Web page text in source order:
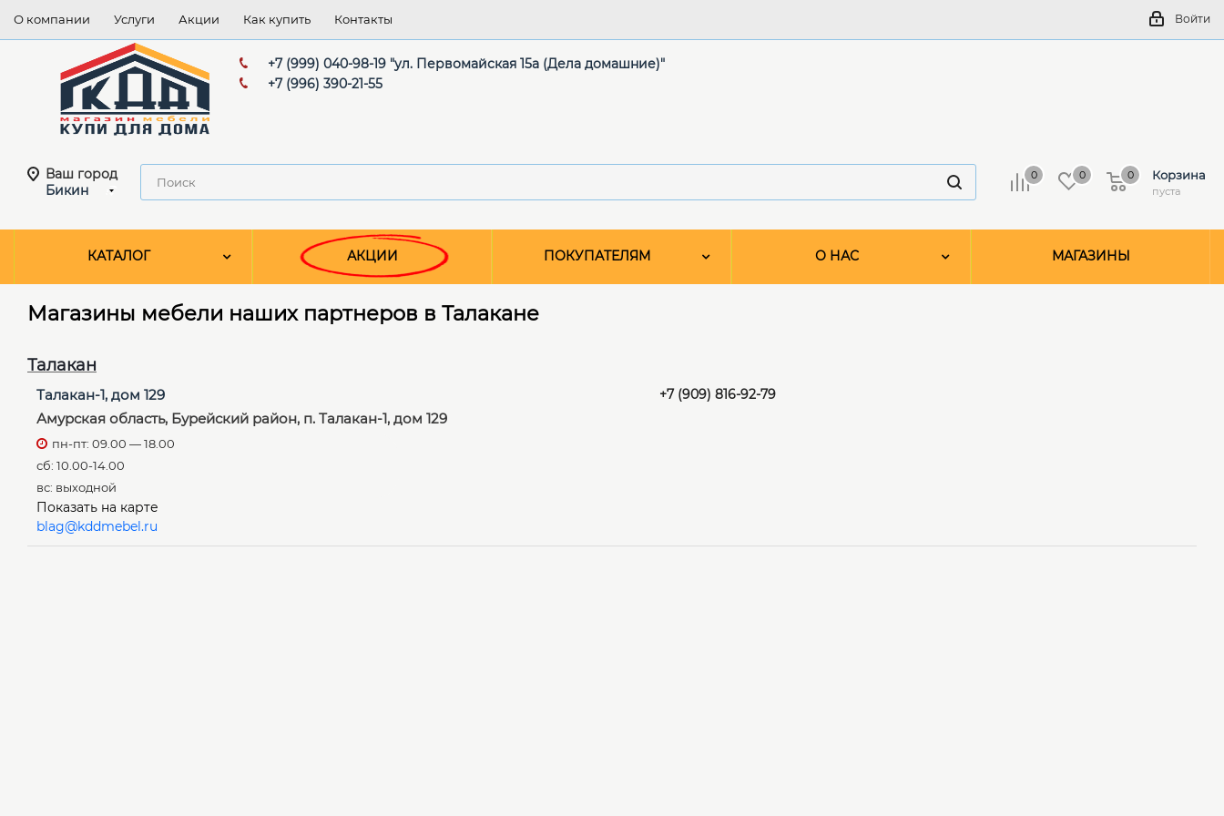
О компании Услуги Акции Как купить Контакты Войти
+7 (999) 040-98-19 "ул. Первомайская 15а (Дела домашние)"
+7 (996) 390-21-55
Ваш город
Бикин
0 0 Корзина
пуста
0
КАТАЛОГ АКЦИИ ПОКУПАТЕЛЯМ О НАС МАГАЗИНЫ
Магазины мебели наших партнеров в Талакане
Талакан
Талакан-1, дом 129
Амурская область, Бурейский район, п. Талакан-1, дом 129
пн-пт: 09.00 — 18.00
сб: 10.00-14.00
вс: выходной
Показать на карте
blag@kddmebel.ru
+7 (909) 816-92-79